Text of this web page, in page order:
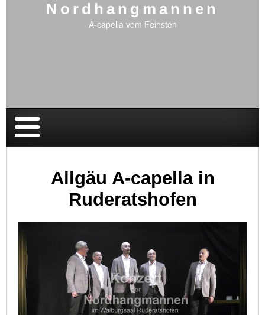
Nordhangmannen
A-capella vom Feinsten
Allgäu A-capella in
Ruderatshofen